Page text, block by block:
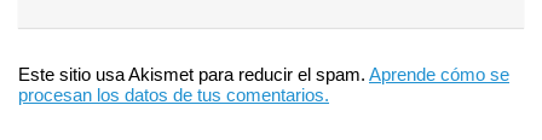
Este sitio usa Akismet para reducir el spam. Aprende cómo se
procesan los datos de tus comentarios.